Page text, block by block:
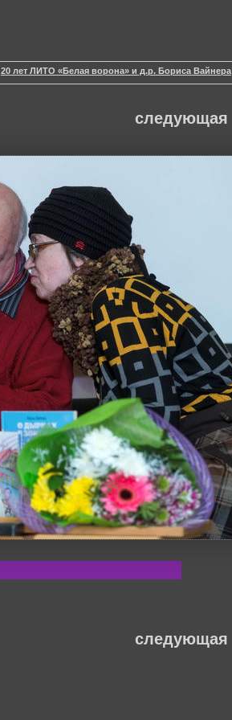
20 лет ЛИТО «Белая ворона» и д.р. Бориса Вайнера
следующая
следующая